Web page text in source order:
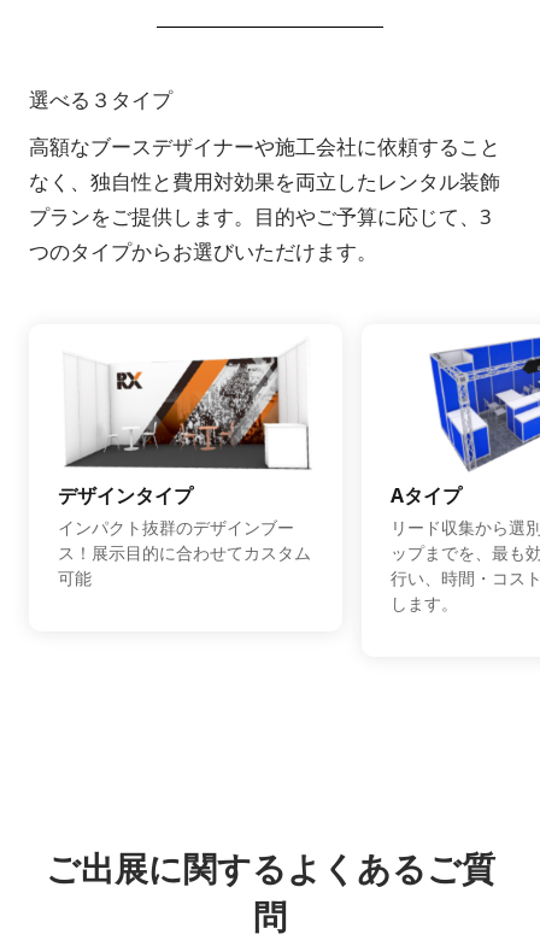
選べる３タイプ
高額なブースデザイナーや施工会社に依頼すること
なく、独自性と費用対効果を両立したレンタル装飾
プランをご提供します。目的やご予算に応じて、3
つのタイプからお選びいただけます。
デザインタイプ
インパクト抜群のデザインブー
ス！展示目的に合わせてカスタム
可能
Aタイプ
リード収集から選
ップまでを、最も
行い、時間・コス
します。
ご出展に関するよくあるご質
問